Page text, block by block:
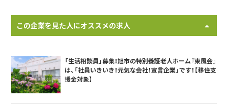
この企業を見た人にオススメの求人
「生活相談員」募集！旭市の特別養護老人ホーム『東風会』
は、「社員いきいき！元気な会社！宣言企業」です！【移住支
援金対象】